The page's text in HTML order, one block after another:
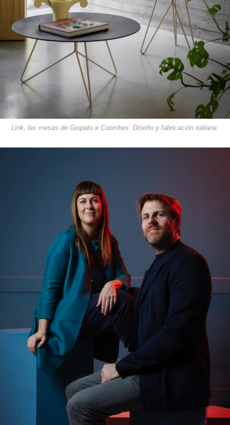
Link, las mesas de Giopato e Coombes. Diseño y fabricación italiana